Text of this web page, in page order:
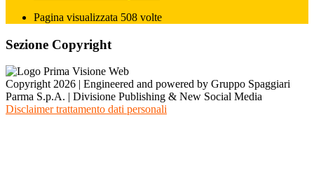
Pagina visualizzata 508 volte
Sezione Copyright
Copyright 2026 | Engineered and powered by Gruppo Spaggiari
Parma S.p.A. | Divisione Publishing & New Social Media
Disclaimer trattamento dati personali